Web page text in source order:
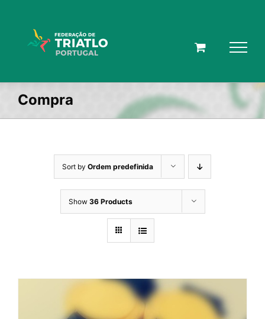
Compra
Sort by Ordem predefinida
Show 36 Products